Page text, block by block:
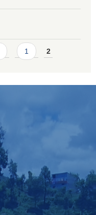
1 2